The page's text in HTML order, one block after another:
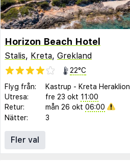
Horizon Beach Hotel
Stalis, Kreta, Grekland
22°C
Flyg från:
Kastrup - Kreta Heraklion
Utresa:
fre 23 okt 11:00
Retur:
mån 26 okt 06:00
Nätter:
3
Fler val